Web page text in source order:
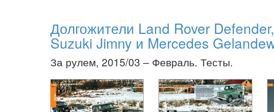
Долгожители Land Rover
Suzuki Jimny и Mercedes
За рулем, 2015/03 – Февраль. Тесты.